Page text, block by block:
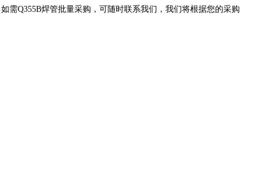
Q355B焊管批量采购，可随时联系我们，我们将根据您的采购